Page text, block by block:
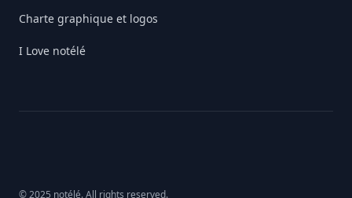
Charte graphique et logos
I Love notélé
© 2025 notélé. All rights reserved.